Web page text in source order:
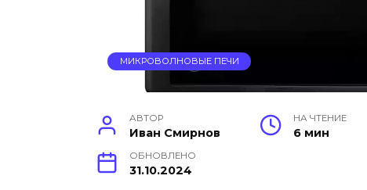
МИКРОВОЛНОВЫЕ ПЕЧИ
АВТОР
Иван Смирнов
НА ЧТЕНИЕ
6 мин
ОБНОВЛЕНО
31.10.2024